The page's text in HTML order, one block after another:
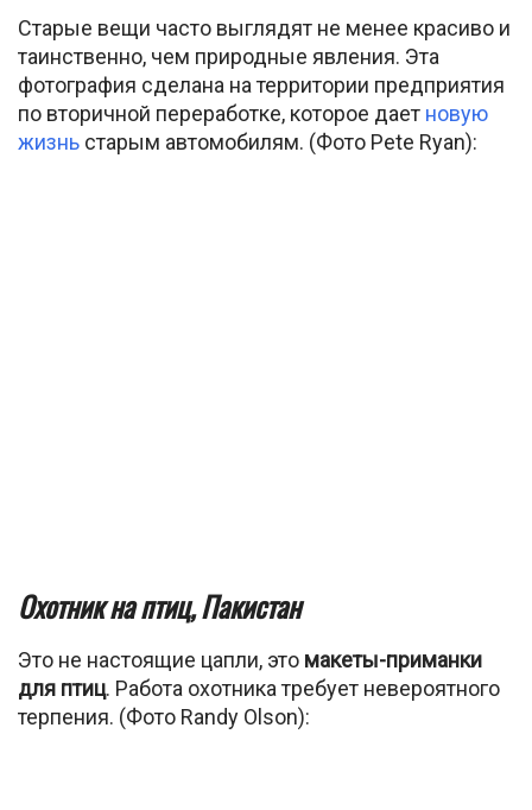
Старые вещи часто выглядят не менее красиво и
таинственно, чем природные явления. Эта
фотография сделана на территории предприятия
по вторичной переработке, которое дает новую
жизнь старым автомобилям. (Фото Pete Ryan):
Охотник на птиц, Пакистан
Это не настоящие цапли, это макеты-приманки
для птиц. Работа охотника требует невероятного
терпения. (Фото Randy Olson):